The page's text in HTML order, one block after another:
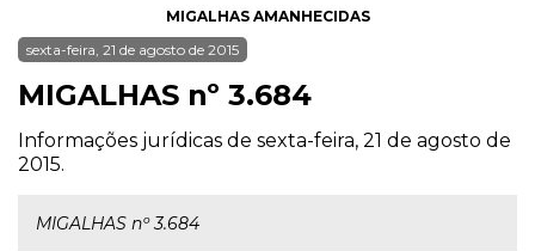
MIGALHAS AMANHECIDAS
sexta-feira, 21 de agosto de 2015
MIGALHAS nº 3.684
Informações jurídicas de sexta-feira, 21 de agosto de
2015.
MIGALHAS nº 3.684